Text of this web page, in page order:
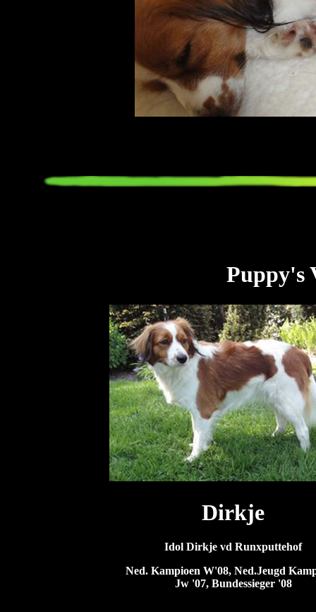
Puppy's
Dirkje
Idol Dirkje vd Runxputtehof
Ned. Kampioen W'08, Ned.Jeugd
Jw '07, Bundessieger '08